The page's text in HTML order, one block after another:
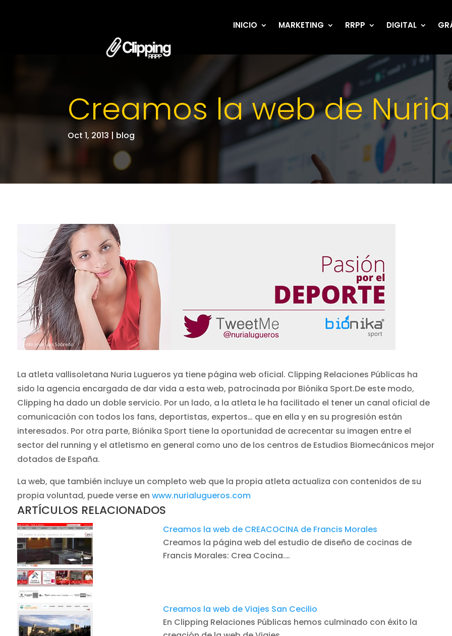
INICIO MARKETING RRPP DIGITAL
Creamos la web de
Oct 1, 2013 | blog
La atleta vallisoletana Nuria Lugueros ya tiene página web oficial. Clipping Relaciones Públicas ha
sido la agencia encargada de dar vida a esta web, patrocinada por Biónika Sport.De este modo,
Clipping ha dado un doble servicio. Por un lado, a la atleta le ha facilitado el tener un canal oficial de
comunicación con todos los fans, deportistas, expertos… que en ella y en su progresión están
interesados. Por otra parte, Biónika Sport tiene la oportunidad de acrecentar su imagen entre el
sector del running y el atletismo en general como uno de los centros de Estudios Biomecánicos mejor
dotados de España.
La web, que también incluye un completo web que la propia atleta actualiza con contenidos de su
propia voluntad, puede verse en www.nurialugueros.com
ARTÍCULOS RELACIONADOS
Creamos la web de CREACOCINA de Francis Morales
Creamos la página web del estudio de diseño de cocinas de
Francis Morales: Crea Cocina.…
Creamos la web de Viajes San Cecilio
En Clipping Relaciones Públicas hemos culminado con éxito la